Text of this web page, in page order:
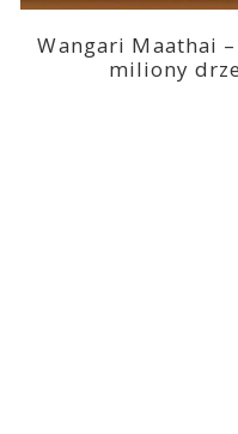
Wangari Maathai
miliony